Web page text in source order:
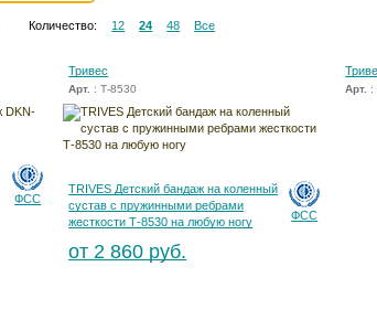
Количество: 12 24 48 Все
ФСС
Тривес
Арт. : Т-8530
ФСС
TRIVES Детский бандаж на коленный
сустав с пружинными ребрами
жесткости Т-8530 на любую ногу
от 2 860 руб.
Арт. :